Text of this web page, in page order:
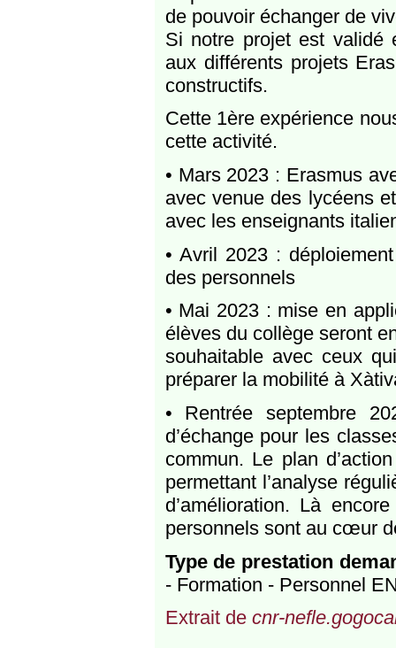
de pouvoir échanger de
Si notre projet est validé
aux différents projets
constructifs.
Cette 1ère expérience
cette activité.
• Mars 2023 : Erasmus
avec venue des lycéens
avec les enseignants
• Avril 2023 :
des personnels
• Mai 2023 : mise en
élèves du collège seront
souhaitable avec ceux
préparer la mobilité à
• Rentrée septembre
d’échange pour les
commun. Le plan
permettant l’analyse
d’amélioration. Là
personnels sont au cœur
Type de prestation
- Formation - Personnel
Extrait de cnr-